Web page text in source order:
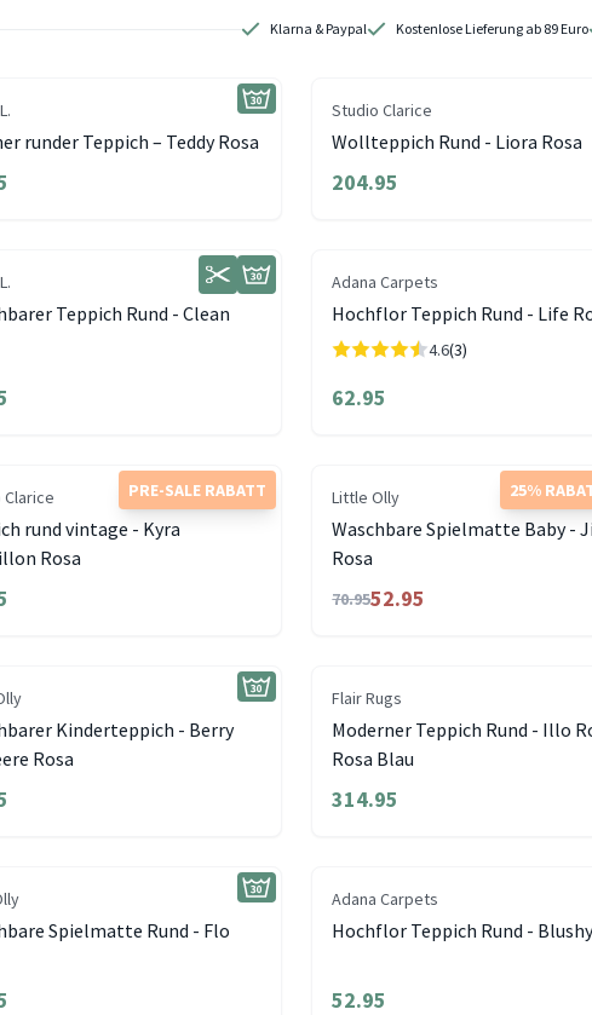
Klarna & Paypal Kostenlose Lieferung ab 89 Euro
runder Teppich – Teddy Rosa
Studio Clarice
Wollteppich Rund - Liora Rosa
204.95
Teppich Rund - Clean
Adana Carpets
Hochflor Teppich Rund - Life
4.6(3)
62.95
PRE-SALE RABATT
rund vintage - Kyra
Rosa
25%
Little Olly
Waschbare Spielmatte Baby -
Rosa
70.9552.95
Kinderteppich - Berry
Rosa
Flair Rugs
Moderner Teppich Rund - Illo
Rosa Blau
314.95
Spielmatte Rund - Flo
Adana Carpets
Hochflor Teppich Rund -
52.95